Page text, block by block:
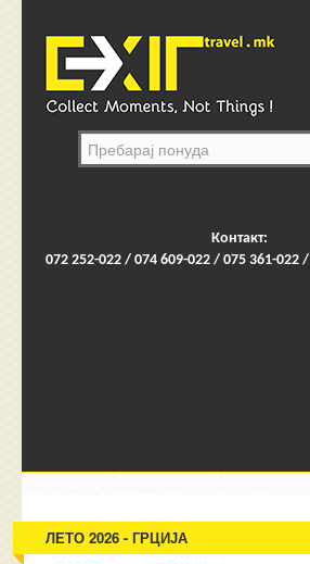
Контакт:
072 252-022 / 074 609-022 / 075 361-022 /
ЛЕТО 2026 - ГРЦИЈА